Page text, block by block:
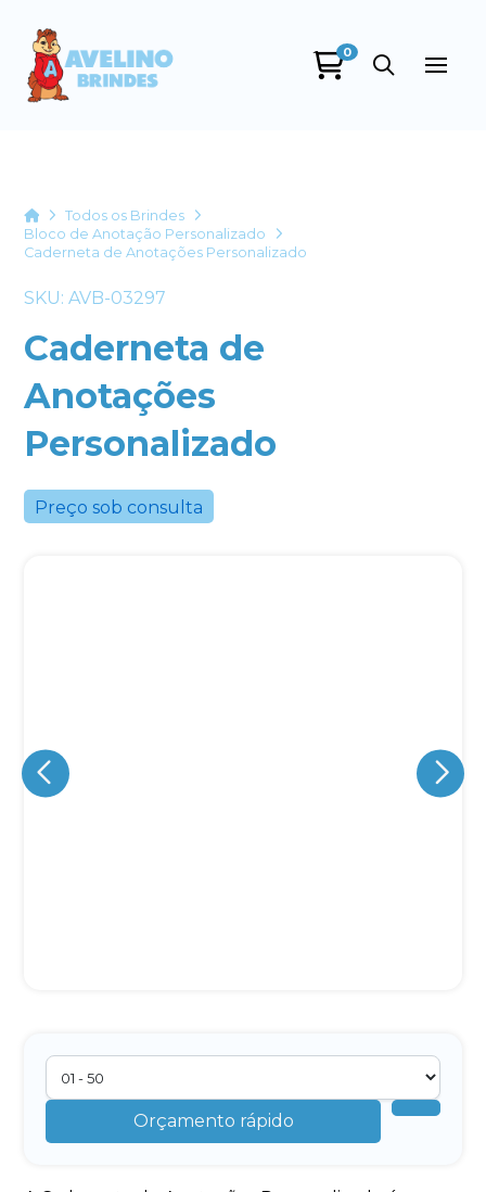
0
HomeTodos os Brindes
Bloco de Anotação Personalizado
Caderneta de Anotações Personalizado
SKU: AVB-03297
Caderneta de
Anotações
Personalizado
Preço sob consulta
Orçamento rápido
+55